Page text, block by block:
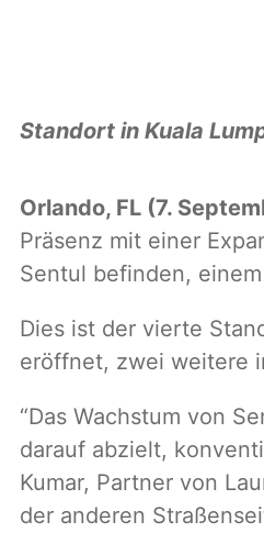
Standort in Kuala
Orlando, FL (7.
Präsenz mit einer
Sentul befinden,
Dies ist der vierte
eröffnet, zwei weitere
“Das Wachstum von
darauf abzielt,
Kumar, Partner von
der anderen